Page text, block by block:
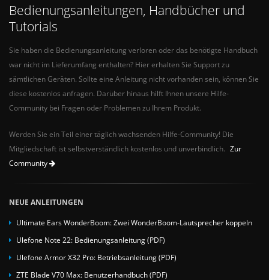
Bedienungsanleitungen, Handbücher und
Tutorials
Sie haben die Bedienungsanleitung verloren oder das benötigte Handbuch
war nicht im Lieferumfang enthalten? Hier erhalten Sie Support zu
sämtlichen Geräten. Sollte eine Anleitung nicht vorhanden sein, können Sie
diese kostenlos anfragen. Darüber hinaus hilft Ihnen unsere Hilfe-
Community bei Fragen oder Problemen zu Ihrem Produkt.
Werden Sie ein Teil einer täglich wachsenden Hilfe-Community! Die
Mitgliedschaft ist selbstverständlich kostenlos und unverbindlich. Zur
Community
NEUE ANLEITUNGEN
Ultimate Ears WonderBoom: Zwei WonderBoom-Lautsprecher koppeln
Ulefone Note 22: Bedienungsanleitung (PDF)
Ulefone Armor X32 Pro: Betriebsanleitung (PDF)
ZTE Blade V70 Max: Benutzerhandbuch (PDF)